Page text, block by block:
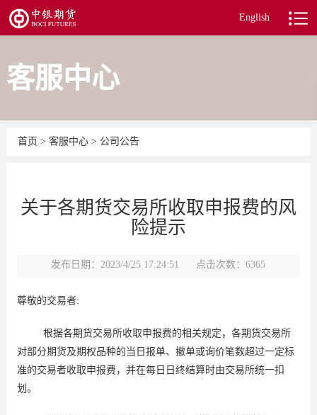
English
客服中心
首页 > 客服中心 > 公司公告
关于各期货交易所收取申报费的风
险提示
发布日期：2023/4/25 17:24:51 点击次数：6365
尊敬的交易者:
根据各期货交易所收取申报费的相关规定，各期货交易所
对部分期货及期权品种的当日报单、撤单或询价笔数超过一定标
准的交易者收取申报费，并在每日日终结算时由交易所统一扣
划。